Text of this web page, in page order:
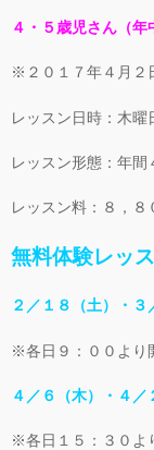
４・５歳児さん（年
※２０１７年４月２
レッスン日時：木
レッスン形態：年間
レッスン料：８，
無料体験レッ
２／１８（土）・３
※各日９：００より
４／６（木）・４／
※各日１５：３０よ